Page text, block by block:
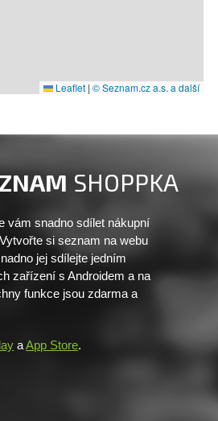
Leaflet | © Seznam.cz a.s. a další
SHOPPKA
vám snadno sdílet nákupní
si seznam na webu
jej sdílejte jedním
zařízení s Androidem a na
funkce jsou zdarma a
aApp Store.